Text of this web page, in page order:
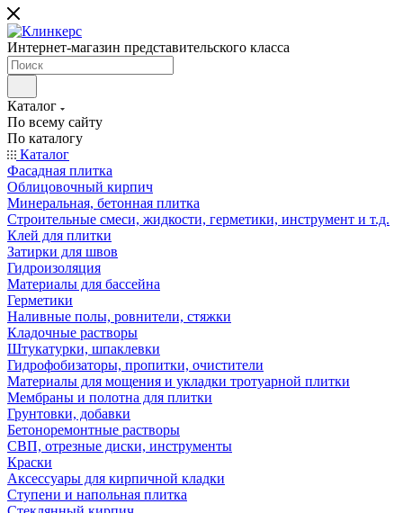
Интернет-магазин представительского класса
Каталог
По всему сайту
По каталогу
Каталог
Фасадная плитка
Облицовочный кирпич
Минеральная, бетонная плитка
Строительные смеси, жидкости, герметики, инструмент и т.д.
Клей для плитки
Затирки для швов
Гидроизоляция
Материалы для бассейна
Герметики
Наливные полы, ровнители, стяжки
Кладочные растворы
Штукатурки, шпаклевки
Гидрофобизаторы, пропитки, очистители
Материалы для мощения и укладки тротуарной плитки
Мембраны и полотна для плитки
Грунтовки, добавки
Бетоноремонтные растворы
СВП, отрезные диски, инструменты
Краски
Аксессуары для кирпичной кладки
Ступени и напольная плитка